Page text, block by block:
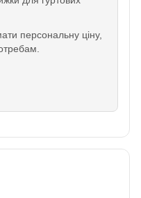
персональну ціну,